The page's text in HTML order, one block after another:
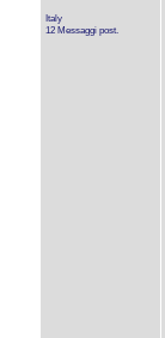
Italy
12 Messaggi post.